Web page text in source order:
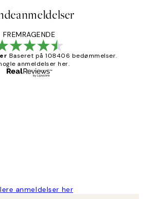
FREMRAGENDE
Baseret på 108406 bedømmelser.
anmeldelser her.
anmeldelser her